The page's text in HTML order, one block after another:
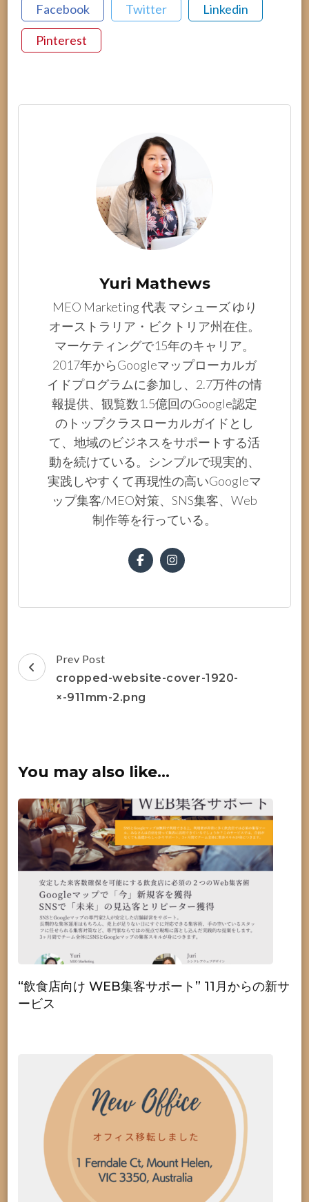
Facebook Twitter Linkedin
Pinterest
Yuri Mathews
MEO Marketing 代表 マシューズ ゆり
オーストラリア・ビクトリア州在住。
マーケティングで15年のキャリア。
2017年からGoogleマップローカルガ
イドプログラムに参加し、2.7万件の情
報提供、観覧数1.5億回のGoogle認定
のトップクラスローカルガイドとし
て、地域のビジネスをサポートする活
動を続けている。シンプルで現実的、
実践しやすくて再現性の高いGoogleマ
ップ集客/MEO対策、SNS集客、Web
制作等を行っている。
Post
Navigation
Prev Post
cropped-website-cover-1920-
×-911mm-2.png
You may also like...
“飲食店向け WEB集客サポート” 11月からの新サ
ービス